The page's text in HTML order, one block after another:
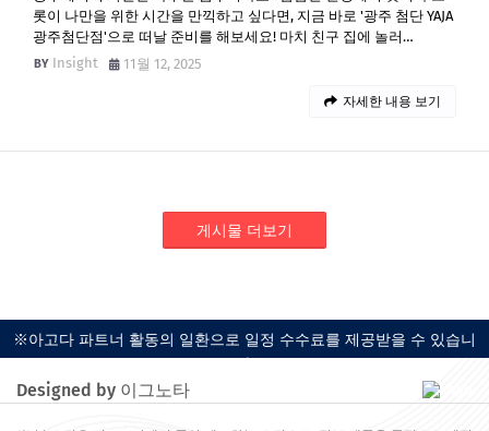
롯이 나만을 위한 시간을 만끽하고 싶다면, 지금 바로 '광주 첨단 YAJA
광주첨단점'으로 떠날 준비를 해보세요! 마치 친구 집에 놀러…
Insight
11월 12, 2025
자세한 내용 보기
게시물 더보기
※아고다 파트너 활동의 일환으로 일정 수수료를 제공받을 수 있습니
다.
Designed by 이그노타